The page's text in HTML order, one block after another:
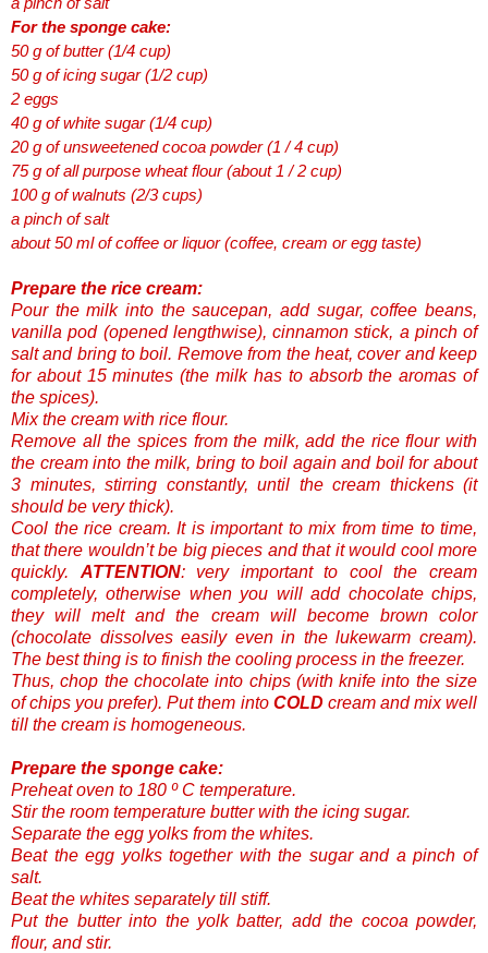
For the sponge cake:
50 g of butter (1/4 cup)
50 g of icing sugar (1/2 cup)
2 eggs
40 g of white sugar (1/4 cup)
20 g of unsweetened cocoa powder (1 / 4 cup)
75 g of all purpose wheat flour (about 1 / 2 cup)
100 g of walnuts (2/3 cups)
a pinch of salt
about 50 ml of coffee or liquor (coffee, cream or egg taste)
Prepare the rice cream:
Pour the milk into the saucepan, add sugar, coffee beans,
vanilla pod (opened lengthwise), cinnamon stick, a pinch of
salt and bring to boil. Remove from the heat, cover and keep
for about 15 minutes (the milk has to absorb the aromas of
the spices).
Mix the cream with rice flour.
Remove all the spices from the milk, add the rice flour with
the cream into the milk, bring to boil again and boil for about
3 minutes, stirring constantly, until the cream thickens (it
should be very thick).
Cool the rice cream. It is important to mix from time to time,
that there wouldn’t be big pieces and that it would cool more
quickly. ATTENTION: very important to cool the cream
completely, otherwise when you will add chocolate chips,
they will melt and the cream will become brown color
(chocolate dissolves easily even in the lukewarm cream).
The best thing is to finish the cooling process in the freezer.
Thus, chop the chocolate into chips (with knife into the size
of chips you prefer). Put them into COLD cream and mix well
till the cream is homogeneous.
Prepare the sponge cake:
Preheat oven to 180 º C temperature.
Stir the room temperature butter with the icing sugar.
Separate the egg yolks from the whites.
Beat the egg yolks together with the sugar and a pinch of
salt.
Beat the whites separately till stiff.
Put the butter into the yolk batter, add the cocoa powder,
flour, and stir.